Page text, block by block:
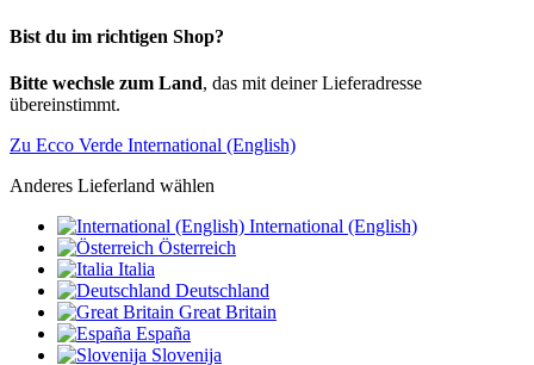
Bist du im richtigen Shop?
Bitte wechsle zum Land, das mit deiner Lieferadresse
übereinstimmt.
Zu Ecco Verde International (English)
Anderes Lieferland wählen
International (English)
Österreich
Italia
Deutschland
Great Britain
España
Slovenija